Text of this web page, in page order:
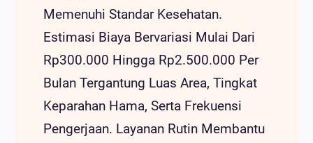
Memenuhi Standar Kesehatan.
Estimasi Biaya Bervariasi Mulai Dari
Rp300.000 Hingga Rp2.500.000 Per
Bulan Tergantung Luas Area, Tingkat
Keparahan Hama, Serta Frekuensi
Pengerjaan. Layanan Rutin Membantu